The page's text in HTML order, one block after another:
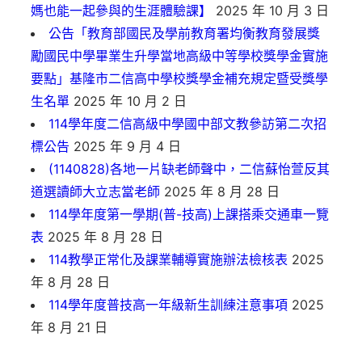
媽也能一起參與的生涯體驗課】
2025 年 10 月 3 日
公告「教育部國民及學前教育署均衡教育發展獎
勵國民中學畢業生升學當地高級中等學校獎學金實施
要點」基隆市二信高中學校獎學金補充規定暨受獎學
生名單 2025 年 10 月 2 日
114學年度二信高級中學國中部文教參訪第二次招
標公告 2025 年 9 月 4 日
(1140828)各地一片缺老師聲中，二信蘇怡萱反其
道選讀師大立志當老師 2025 年 8 月 28 日
114學年度第一學期(普-技高)上課搭乘交通車一覽
表 2025 年 8 月 28 日
114教學正常化及課業輔導實施辦法檢核表 2025
年 8 月 28 日
114學年度普技高一年級新生訓練注意事項 2025
年 8 月 21 日